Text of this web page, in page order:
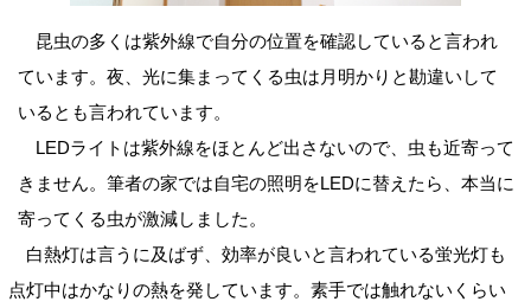
昆虫の多くは紫外線で自分の位置を確認していると言われ
ています。夜、光に集まってくる虫は月明かりと勘違いして
いるとも言われています。
LEDライトは紫外線をほとんど出さないので、虫も近寄って
きません。筆者の家では自宅の照明をLEDに替えたら、本当に
寄ってくる虫が激減しました。
白熱灯は言うに及ばず、効率が良いと言われている蛍光灯も
点灯中はかなりの熱を発しています。素手では触れないくらい